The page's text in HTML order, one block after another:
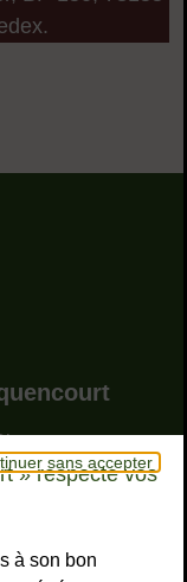
sans accepter
» respecte vos
à son bon
le pied de page
cedex